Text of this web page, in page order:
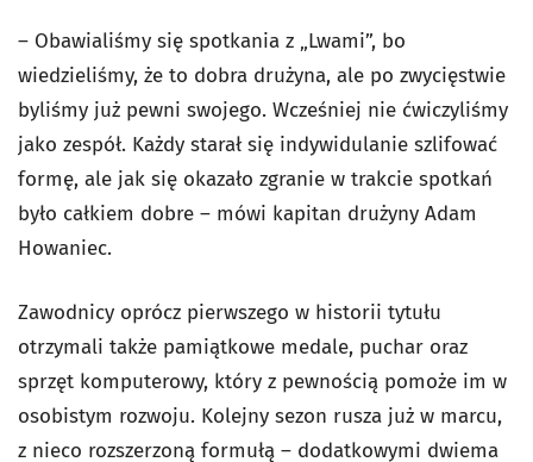
– Obawialiśmy się spotkania z „Lwami”, bo
wiedzieliśmy, że to dobra drużyna, ale po zwycięstwie
byliśmy już pewni swojego. Wcześniej nie ćwiczyliśmy
jako zespół. Każdy starał się indywidulanie szlifować
formę, ale jak się okazało zgranie w trakcie spotkań
było całkiem dobre – mówi kapitan drużyny Adam
Howaniec.
Zawodnicy oprócz pierwszego w historii tytułu
otrzymali także pamiątkowe medale, puchar oraz
sprzęt komputerowy, który z pewnością pomoże im w
osobistym rozwoju. Kolejny sezon rusza już w marcu,
z nieco rozszerzoną formułą – dodatkowymi dwiema